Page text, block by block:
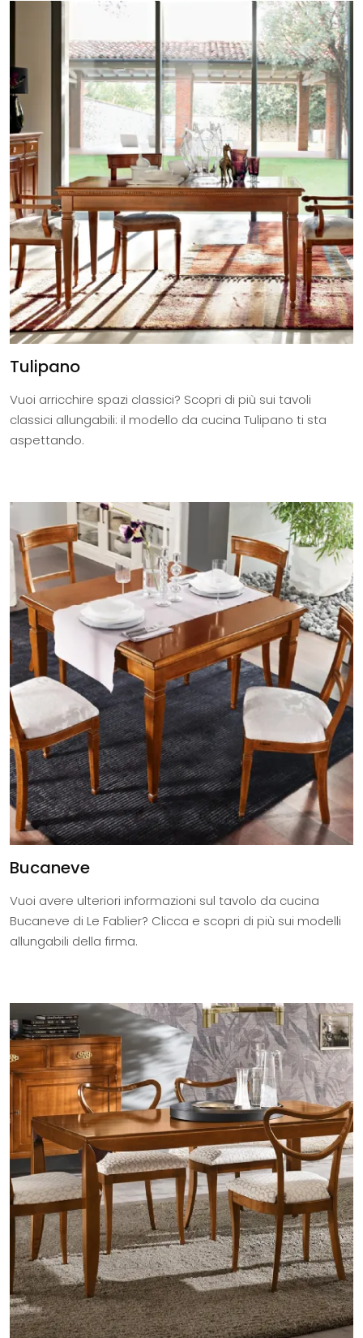
Tulipano
Vuoi arricchire spazi classici? Scopri di più sui tavoli
classici allungabili: il modello da cucina Tulipano ti sta
aspettando.
Bucaneve
Vuoi avere ulteriori informazioni sul tavolo da cucina
Bucaneve di Le Fablier? Clicca e scopri di più sui modelli
allungabili della firma.